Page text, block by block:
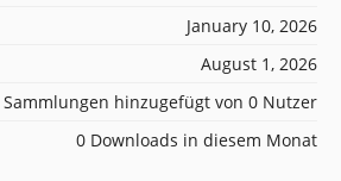
January 10, 2026
August 1, 2026
Sammlungen hinzugefügt von 0 Nutzer
0 Downloads in diesem Monat